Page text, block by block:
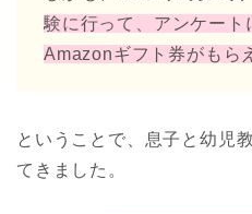
験に行って、アンケート
Amazonギフト券がもら
ということで、息子と幼児
てきました。